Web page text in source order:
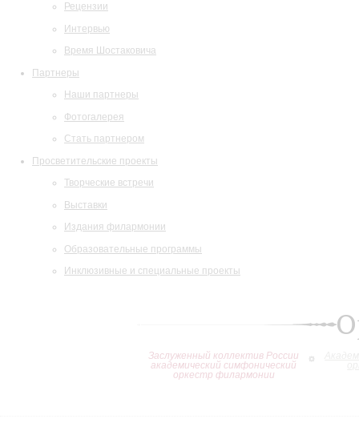
Рецензии
Интервью
Время Шостаковича
Партнеры
Наши партнеры
Фотогалерея
Стать партнером
Просветительские проекты
Творческие встречи
Выставки
Издания филармонии
Образовательные программы
Инклюзивные и специальные проекты
Заслуженный коллектив России
академический симфонический
оркестр филармонии